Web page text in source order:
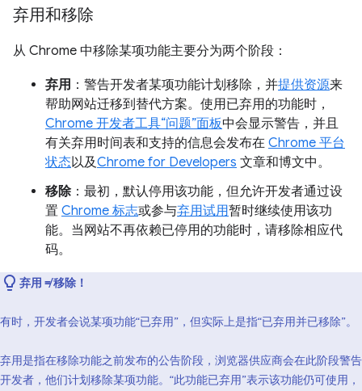
弃用和移除
从 Chrome 中移除某项功能主要分为两个阶段：
弃用 ：警告开发者某项功能计划移除，并提供资源来
帮助网站迁移到替代方案。使用已弃用的功能时，
Chrome 开发者工具“问题”面板中会显示警告，并且
有关弃用时间表和支持的信息会发布在 Chrome 平台
状态以及Chrome for Developers 文章和博文中。
移除：最初，默认停用该功能，但允许开发者通过设
置 Chrome 标志或参与弃用试用暂时继续使用该功
能。当网站不再依赖已停用的功能时，请移除相应代
码。
弃用 ≠ 移除！
有时，开发者会说某项功能“已弃用”，但实际上是指“已弃用并已移除”。
弃用是指在移除功能之前发布的公告阶段，浏览器供应商会在此阶段警告
开发者，他们计划移除某项功能。“此功能已弃用”表示该功能仍可使用，